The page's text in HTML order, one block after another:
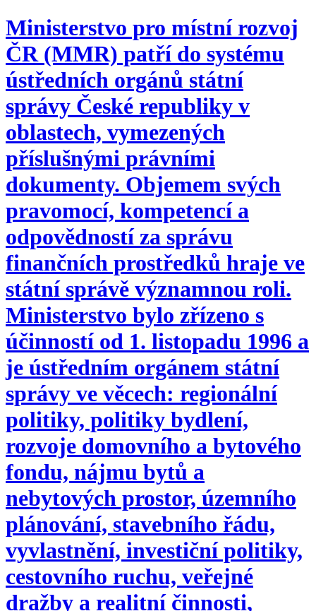
Ministerstvo pro místní rozvoj
ČR (MMR) patří do systému
ústředních orgánů státní
správy České republiky v
oblastech, vymezených
příslušnými právními
dokumenty. Objemem svých
pravomocí, kompetencí a
odpovědností za správu
finančních prostředků hraje ve
státní správě významnou roli.
Ministerstvo bylo zřízeno s
účinností od 1. listopadu 1996 a
je ústředním orgánem státní
správy ve věcech: regionální
politiky, politiky bydlení,
rozvoje domovního a bytového
fondu, nájmu bytů a
nebytových prostor, územního
plánování, stavebního řádu,
vyvlastnění, investiční politiky,
cestovního ruchu, veřejné
dražby a realitní činnosti,